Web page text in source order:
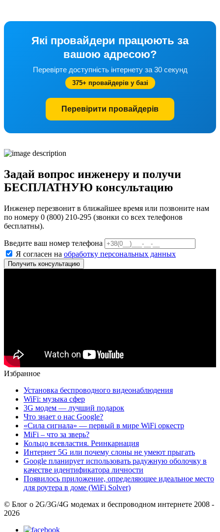
Які провайдери працюють за
вашою адресою?
Перевірте доступність інтернету за 30 секунд
375+ провайдерів у базі
Перевірити провайдерів
Задай вопрос инженеру и получи
БЕСПЛАТНУЮ консультацию
Инженер перезвонит в ближайшее время или позвоните нам
по номеру 0 (800) 210-295 (звонки со всех телефонов
бесплатны).
Введите ваш номер телефона
Я согласен на обработку персональных данных
Получить консультацию
Избранное
Установка беспроводного видеонаблюдения
WiFi: музыка сфер
3G модем — лучший подарок
Что знает о нас Google?
«Сила сигнала» — первый в мире WiFi оркестр
MiFi – что за зверь?
Кольцо всевластия. Реинкарнация
Интернет 5G или почему слоны не умеют прыгать
Google планирует использовать радужную оболочку в
качестве идентификатора личности
Появилось приложение, определяющее идеальное место
для роутера в доме (WiFi Solver)
© Блог о 2G/3G/4G модемах и беспроводном интернете 2008 -
2026